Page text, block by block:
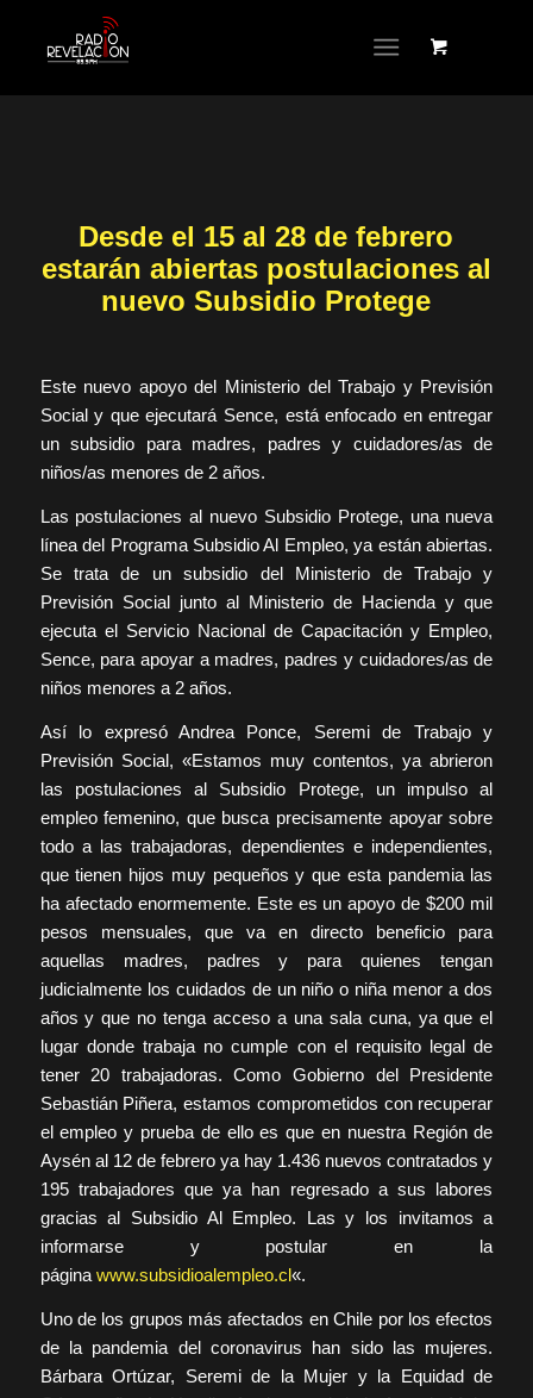
Desde el 15 al 28 de febrero
estarán abiertas postulaciones al
nuevo Subsidio Protege
Este nuevo apoyo del Ministerio del Trabajo y Previsión
Social y que ejecutará Sence, está enfocado en entregar
un subsidio para madres, padres y cuidadores/as de
niños/as menores de 2 años.
Las postulaciones al nuevo Subsidio Protege, una nueva
línea del Programa Subsidio Al Empleo, ya están abiertas.
Se trata de un subsidio del Ministerio de Trabajo y
Previsión Social junto al Ministerio de Hacienda y que
ejecuta el Servicio Nacional de Capacitación y Empleo,
Sence, para apoyar a madres, padres y cuidadores/as de
niños menores a 2 años.
Así lo expresó Andrea Ponce, Seremi de Trabajo y
Previsión Social, «Estamos muy contentos, ya abrieron
las postulaciones al Subsidio Protege, un impulso al
empleo femenino, que busca precisamente apoyar sobre
todo a las trabajadoras, dependientes e independientes,
que tienen hijos muy pequeños y que esta pandemia las
ha afectado enormemente. Este es un apoyo de $200 mil
pesos mensuales, que va en directo beneficio para
aquellas madres, padres y para quienes tengan
judicialmente los cuidados de un niño o niña menor a dos
años y que no tenga acceso a una sala cuna, ya que el
lugar donde trabaja no cumple con el requisito legal de
tener 20 trabajadoras. Como Gobierno del Presidente
Sebastián Piñera, estamos comprometidos con recuperar
el empleo y prueba de ello es que en nuestra Región de
Aysén al 12 de febrero ya hay 1.436 nuevos contratados y
195 trabajadores que ya han regresado a sus labores
gracias al Subsidio Al Empleo. Las y los invitamos a
informarse y postular en la
página www.subsidioalempleo.cl«.
Uno de los grupos más afectados en Chile por los efectos
de la pandemia del coronavirus han sido las mujeres.
Bárbara Ortúzar, Seremi de la Mujer y la Equidad de